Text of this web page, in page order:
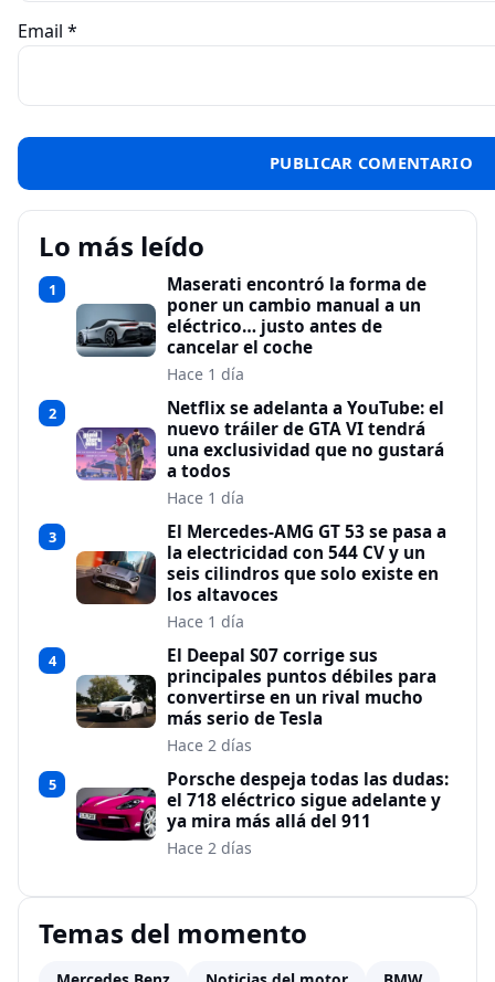
Email *
Lo más leído
1
Maserati encontró la forma de
poner un cambio manual a un
eléctrico… justo antes de
cancelar el coche
Hace 1 día
2
Netflix se adelanta a YouTube: el
nuevo tráiler de GTA VI tendrá
una exclusividad que no gustará
a todos
Hace 1 día
3
El Mercedes-AMG GT 53 se pasa a
la electricidad con 544 CV y un
seis cilindros que solo existe en
los altavoces
Hace 1 día
4
El Deepal S07 corrige sus
principales puntos débiles para
convertirse en un rival mucho
más serio de Tesla
Hace 2 días
5
Porsche despeja todas las dudas:
el 718 eléctrico sigue adelante y
ya mira más allá del 911
Hace 2 días
Temas del momento